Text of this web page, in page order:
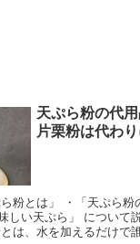
天ぷら粉の代
片栗粉は代わ
粉とは」 ・「天ぷら粉
しい天ぷら」 について
は、水を加えるだけで